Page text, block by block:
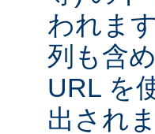
われま
列も含
URL を
出されま